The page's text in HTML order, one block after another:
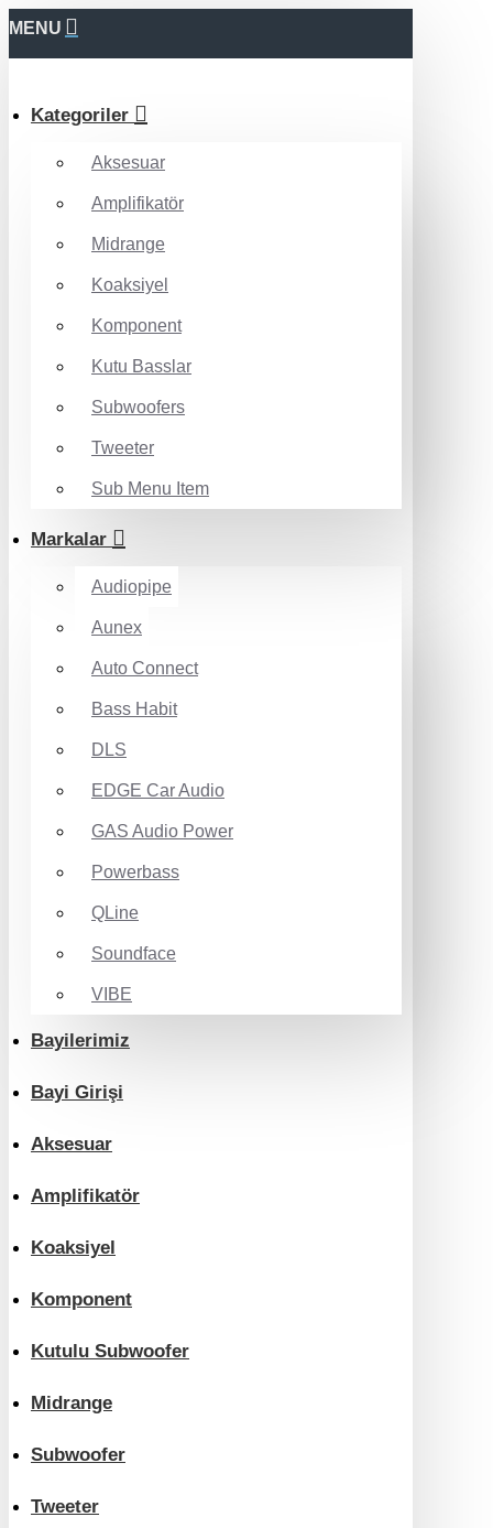
MENU
Kategoriler
Aksesuar
Amplifikatör
Midrange
Koaksiyel
Komponent
Kutu Basslar
Subwoofers
Tweeter
Sub Menu Item
Markalar
Audiopipe
Aunex
Auto Connect
Bass Habit
DLS
EDGE Car Audio
GAS Audio Power
Powerbass
QLine
Soundface
VIBE
Bayilerimiz
Bayi Girişi
Aksesuar
Amplifikatör
Koaksiyel
Komponent
Kutulu Subwoofer
Midrange
Subwoofer
Tweeter